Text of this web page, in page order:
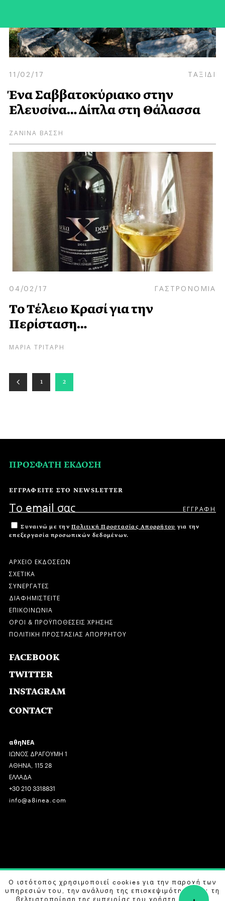
11/02/17 ΤΑΞΙΔΙ
Ένα Σαββατοκύριακο στην
Ελευσίνα… Δίπλα στη Θάλασσα
ΖΑΝΙΝΑ ΒΑΣΣΗ
04/02/17 ΓΑΣΤΡΟΝΟΜΙΑ
Το Τέλειο Κρασί για την
Περίσταση…
ΜΑΡΙΑ ΤΡΙΤΑΡΗ
1 2
ΠΡΟΣΦΑΤΗ ΕΚΔΟΣΗ
ΕΓΓΡΑΦΕΙΤΕ ΣΤΟ NEWSLETTER
Συναινώ με την Πολιτική Προστασίας Απορρήτου για την
επεξεργασία προσωπικών δεδομένων.
ΑΡΧΕΙΟ ΕΚΔΟΣΕΩΝ
ΣΧΕΤΙΚΑ
ΣΥΝΕΡΓΑΤΕΣ
ΔΙΑΦΗΜΙΣΤΕΙΤΕ
ΕΠΙΚΟΙΝΩΝΙΑ
ΟΡΟΙ & ΠΡΟΫΠΟΘΕΣΕΙΣ ΧΡΗΣΗΣ
ΠΟΛΙΤΙΚΗ ΠΡΟΣΤΑΣΙΑΣ ΑΠΟΡΡΗΤΟΥ
FACEBOOK
TWITTER
INSTAGRAM
CONTACT
αθηΝΕΑ
ΙΩΝΟΣ ΔΡΑΓΟΥΜΗ 1
ΑΘΗΝΑ, 115 28
ΕΛΛΑΔΑ
+30 210 3318831
info@a8inea.com
COPYRIGHT © 2026 αθηΝΕΑ, ALL RIGHTS RESERVED.
DESIGN BY G DESIGN STUDIO. DEVELOPED BYB LABS
Ο ιστότοπος χρησιμοποιεί cookies για την παροχή των
υπηρεσιών του, την ανάλυση της επισκεψιμότητας και τη
βελτιστοποίηση της εμπειρίας του χρήστη. Μάθετε